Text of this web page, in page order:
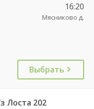
16:20
Мясниково д.
Выбрать
Лоста 202